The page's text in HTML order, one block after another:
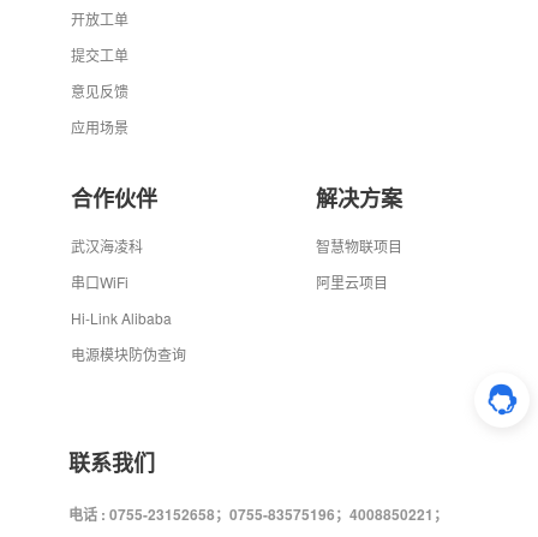
开放工单
提交工单
意见反馈
应用场景
合作伙伴
武汉海凌科
串口WiFi
Hi-Link Alibaba
电源模块防伪查询
解决方案
智慧物联项目
阿里云项目
联系我们
电话 : 0755-23152658；0755-83575196；4008850221；